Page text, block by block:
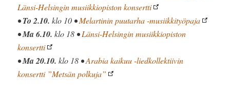
Länsi-Helsingin musiikkiopiston konsertti
•To 2.10. klo 10 •Melartinin puutarha -musiikkityöpaja
•Ma 6.10. klo 18 •Länsi-Helsingin musiikkiopiston
konsertti
•Ma 20.10. klo 18 •Arabia kaikuu -liedkollektiivin
konsertti ”Metsän polkuja”